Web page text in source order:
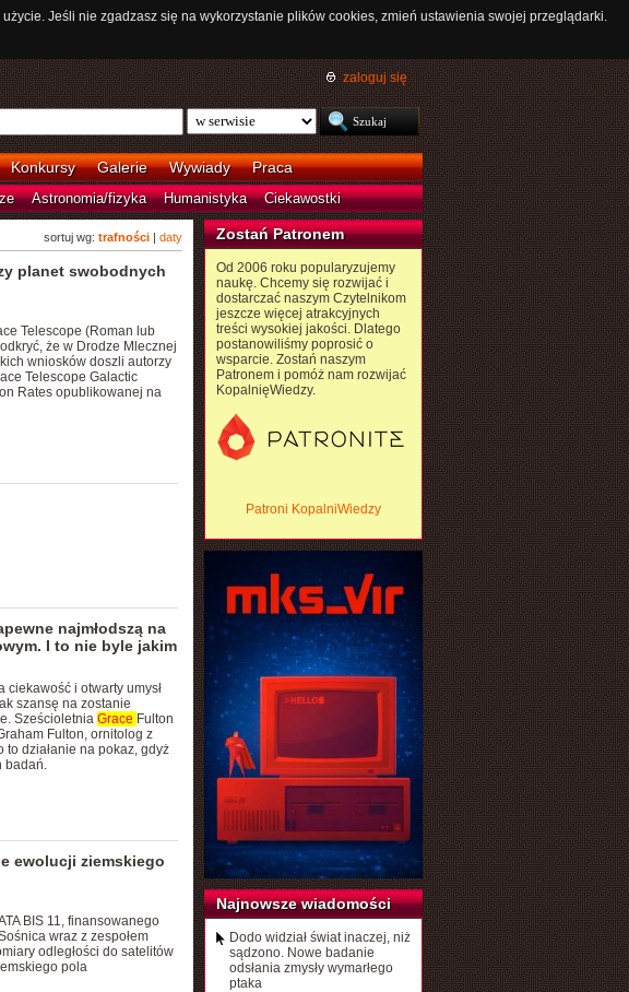
Jeśli nie zgadzasz się na wykorzystanie plików cookies, zmień ustawienia swojej przeglądarki.
zaloguj się
Konkursy Galerie Wywiady Praca
Astronomia/fizyka Humanistyka Ciekawostki
sortuj wg: trafności| daty
planet swobodnych
Telescope (Roman lub
że w Drodze Mlecznej
wniosków doszli autorzy
Telescope Galactic
Rates opublikowanej na
najmłodszą na
I to nie byle jakim
i otwarty umysł
szansę na zostanie
Sześcioletnia Grace Fulton
Fulton, ornitolog z
to działanie na pokaz, gdyż
badań.
ewolucji ziemskiego
BIS 11, finansowanego
wraz z zespołem
odległości do satelitów
pola
Zostań Patronem
Od 2006 roku popularyzujemy
naukę. Chcemy się rozwijać i
dostarczać naszym Czytelnikom
jeszcze więcej atrakcyjnych
treści wysokiej jakości. Dlatego
postanowiliśmy poprosić o
wsparcie. Zostań naszym
Patronem i pomóż nam rozwijać
KopalnięWiedzy.
Patroni KopalniWiedzy
Najnowsze wiadomości
Dodo widział świat inaczej, niż
sądzono. Nowe badanie
odsłania zmysły wymarłego
ptaka